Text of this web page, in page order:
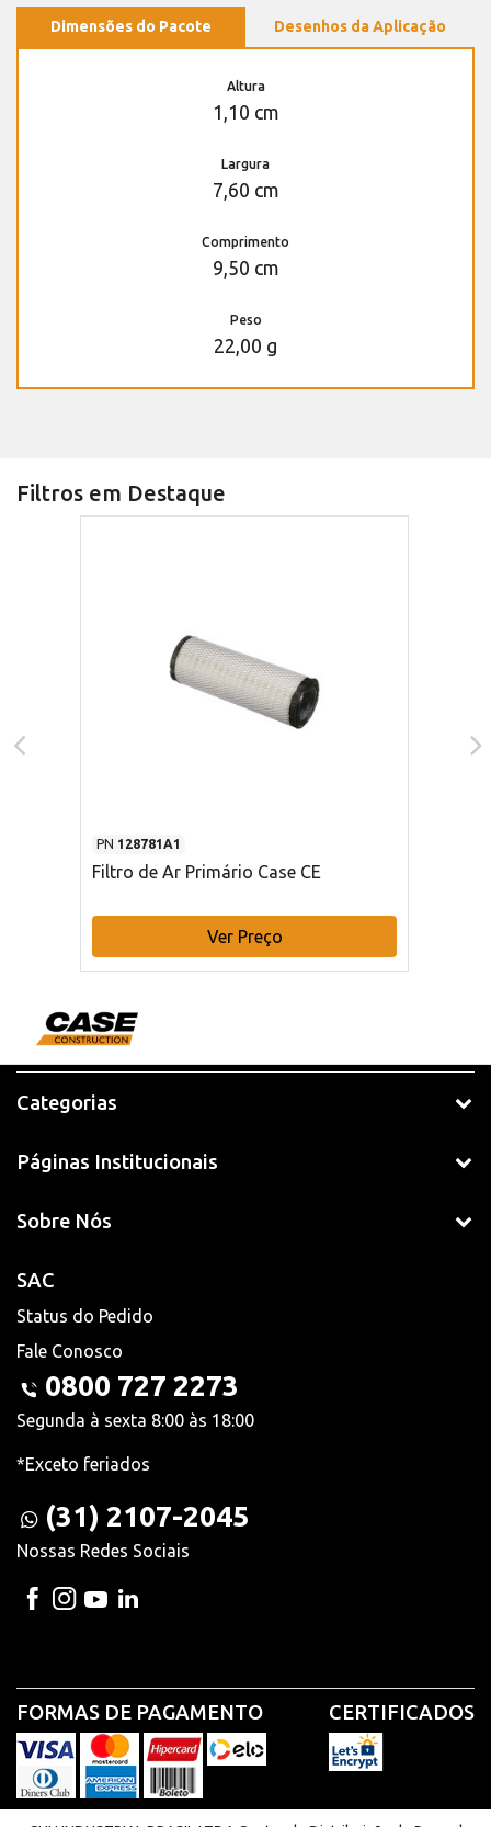
Dimensões do Pacote Desenhos da Aplicação
Altura
1,10 cm
Largura
7,60 cm
Comprimento
9,50 cm
Peso
22,00 g
Filtros em Destaque
PN 128781A1
Filtro de Ar Primário Case CE
Ver Preço
Categorias
Páginas Institucionais
Sobre Nós
SAC
Status do Pedido
Fale Conosco
0800 727 2273
Segunda à sexta 8:00 às 18:00
*Exceto feriados
(31) 2107-2045
Nossas Redes Sociais
FORMAS DE PAGAMENTO CERTIFICADOS